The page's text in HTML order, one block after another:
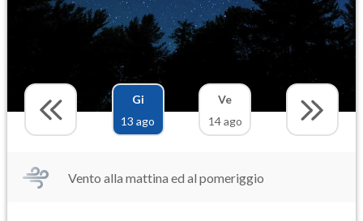
Gi
13 ago
Ve
14 ago
Vento alla mattina ed al pomeriggio